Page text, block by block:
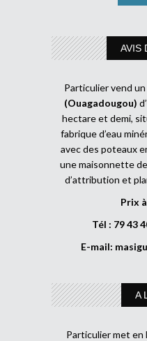
AVIS
Particulier vend
(Ouagadougou)
hectare et demi,
fabrique d’eau
avec des poteaux
une maisonnette
d’attribution et
Prix
Tél : 79 43
E-mail:
A
Particulier met en